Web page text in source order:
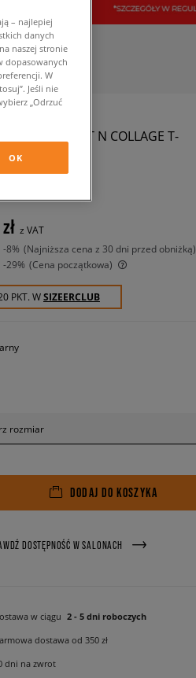
T-SHIRT N COLLAGE T-
z VAT
-8%
(najniższa cena z 30 dni przed obniżką)
-29% (Cena początkowa)
PKT. WSIZEERCLUB
rozmiar
DODAJ DO KOSZYKA
DOSTĘPNOŚĆ W SALONACH
w ciągu 2 - 5 dni roboczych
dostawa od 350 zł
dni na zwrot
– najlepiej
danych
naszej stronie
dopasowanych
W
Jeśli nie
„Odrzuć
OK